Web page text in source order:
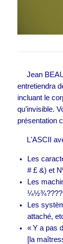
Jean
entretiendra
incluant le
qu’invisible.
présentation
L'ASCII
Les
# £ &) et
Les
¼½¾????
Les
attaché,
« Y a pas
[la